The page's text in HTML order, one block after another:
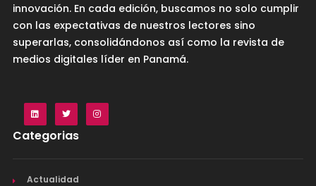
innovación. En cada edición, buscamos no solo cumplir
con las expectativas de nuestros lectores sino
superarlas, consolidándonos así como la revista de
medios digitales líder en Panamá.
Categorias
Actualidad